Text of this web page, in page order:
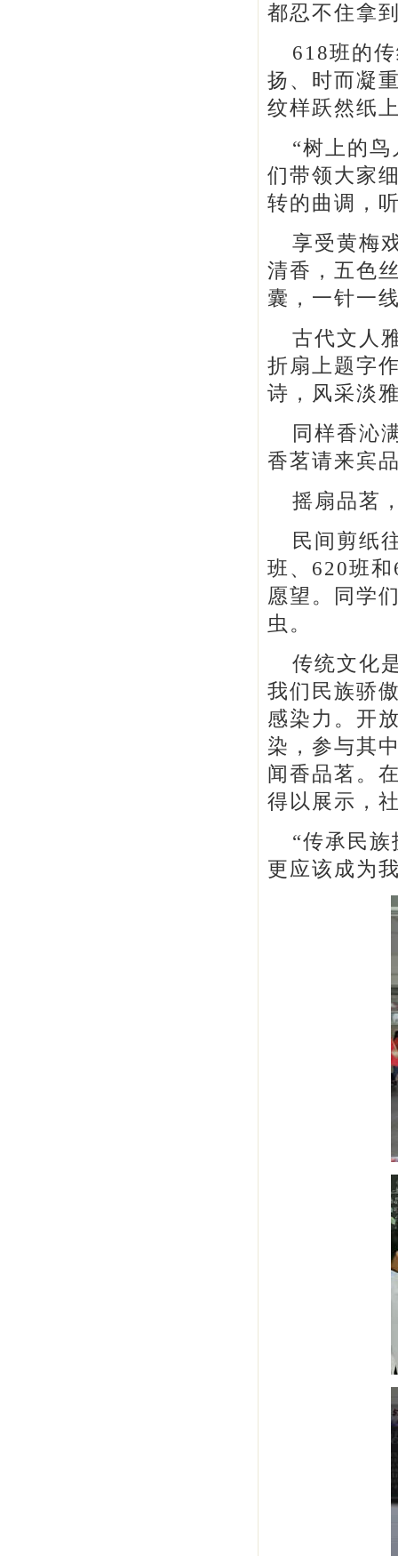
都忍不住拿
618班的
扬、时而凝
纹样跃然纸
“树上的
们带领大家
转的曲调，
享受黄梅
清香，五色
囊，一针一
古代文人
折扇上题字
诗，风采淡
同样香沁
香茗请来宾
摇扇品茗
民间剪纸
班、620班
愿望。同学
虫。
传统文化
我们民族骄
感染力。开
染，参与其
闻香品茗。
得以展示，
“传承民
更应该成为